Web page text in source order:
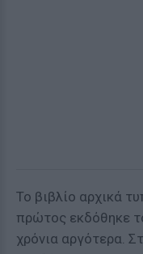
Το βιβλίο αρχικά
πρώτος εκδόθηκε
χρόνια αργότερα.